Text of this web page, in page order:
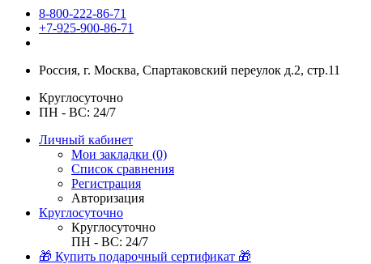
8-800-222-86-71
+7-925-900-86-71
Россия, г. Москва, Спартаковский переулок д.2, стр.11
Круглосуточно
ПН - ВС: 24/7
Личный кабинет
Мои закладки (0)
Список сравнения
Регистрация
Авторизация
Круглосуточно
Круглосуточно
ПН - ВС: 24/7
🎁 Купить подарочный сертификат 🎁